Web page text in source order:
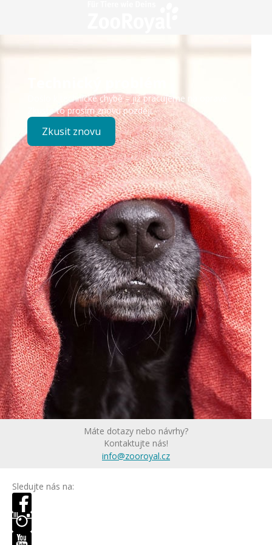
Došlo k technické chybě – již pracujeme na opravě.
Zkuste to prosím znovu později.
Zkusit znovu
Máte dotazy nebo návrhy?
Kontaktujte nás!
info@zooroyal.cz
Sledujte nás na: